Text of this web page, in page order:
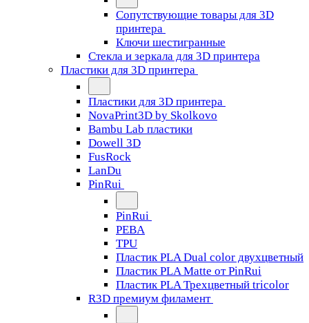
Сопутствующие товары для 3D
принтера
Ключи шестигранные
Стекла и зеркала для 3D принтера
Пластики для 3D принтера
Пластики для 3D принтера
NovaPrint3D by Skolkovo
Bambu Lab пластики
Dowell 3D
FusRock
LanDu
PinRui
PinRui
PEBA
TPU
Пластик PLA Dual color двухцветный
Пластик PLA Matte от PinRui
Пластик PLA Трехцветный tricolor
R3D премиум филамент